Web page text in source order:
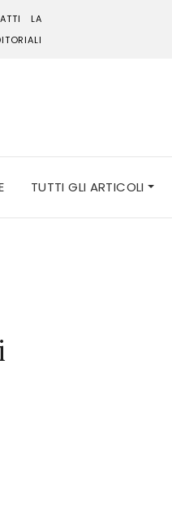
LA
TUTTI GLI ARTICOLI